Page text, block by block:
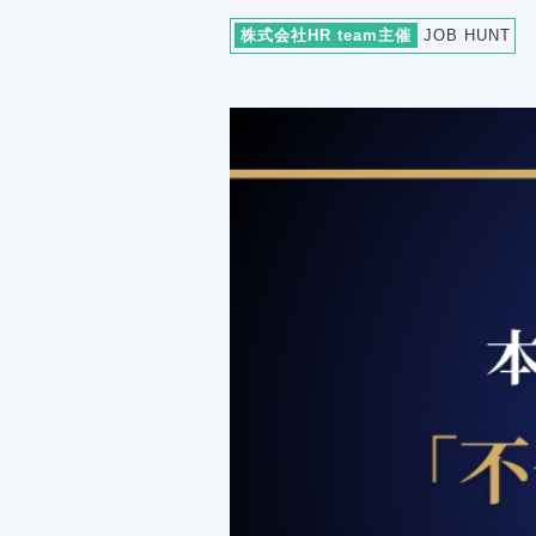
株式会社HR team主催 JOB HUNT